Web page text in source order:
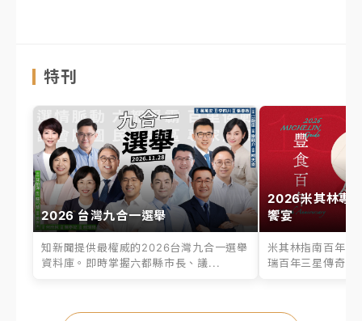
特刊
2026 台灣九合一選舉
知新聞提供最權威的2026台灣九合一選舉
資料庫。即時掌握六都縣市長、議...
2026米其林專
饗宴
米其林指南百年之
瑞百年三星傳奇、